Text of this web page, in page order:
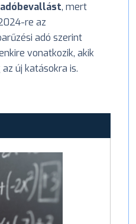
, mert
re az
adó szerint
vonatkozik, akik
új katásokra is.